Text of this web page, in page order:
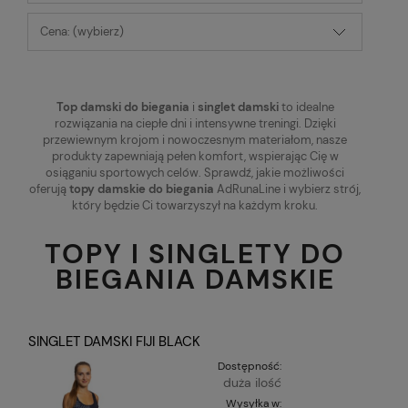
Cena: (wybierz)
Top damski do biegania i singlet damskito idealne
rozwiązania na ciepłe dni i intensywne treningi. Dzięki
przewiewnym krojom i nowoczesnym materiałom, nasze
produkty zapewniają pełen komfort, wspierając Cię w
osiąganiu sportowych celów. Sprawdź, jakie możliwości
oferujątopy damskie do biegania AdRunaLine i wybierz strój,
który będzie Ci towarzyszył na każdym kroku.
TOPY I SINGLETY DO
BIEGANIA DAMSKIE
SINGLET DAMSKI FIJI BLACK
Dostępność:
duża ilość
Wysyłka w: